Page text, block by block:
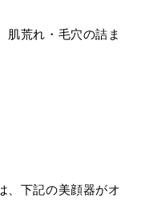
肌荒れ・毛穴の詰ま
、下記の美顔器がオ